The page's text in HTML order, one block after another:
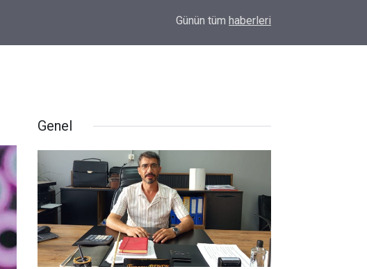
Barış Ünal yazdı; Silahlar susarsa gelecek
Günün tüm haberleri
Genel